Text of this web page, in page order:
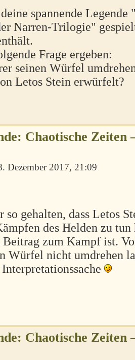
spannende Legende
Narren-Trilogie"
Frage ergeben:
seinen Würfel
Letos Stein erwürfelt?
Chaotische Zeiten
Dezember 2017, 21:09
so gehalten, dass Letos
des Helden zu tun
Beitrag zum Kampf ist.
Würfel nicht umdrehen
Chaotische Zeiten